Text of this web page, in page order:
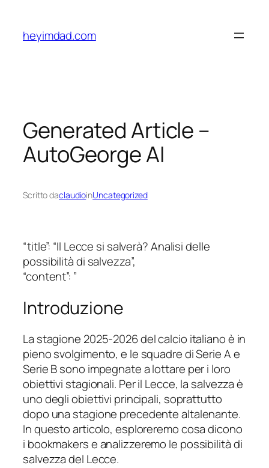
contenuto
heyimdad.com
Generated Article –
AutoGeorge AI
Scritto daclaudioinUncategorized
“title”: “Il Lecce si salverà? Analisi delle
possibilità di salvezza”,
“content”: ”
Introduzione
La stagione 2025-2026 del calcio italiano è in
pieno svolgimento, e le squadre di Serie A e
Serie B sono impegnate a lottare per i loro
obiettivi stagionali. Per il Lecce, la salvezza è
uno degli obiettivi principali, soprattutto
dopo una stagione precedente altalenante.
In questo articolo, esploreremo cosa dicono
i bookmakers e analizzeremo le possibilità di
salvezza del Lecce.